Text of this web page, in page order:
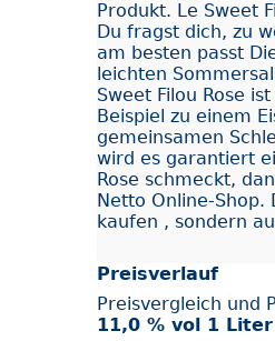
Produkt. Le Sweet
Du fragst dich, zu
am besten passt
leichten
Sweet Filou Rose
Beispiel zu einem
gemeinsamen
wird es garantiert
Rose schmeckt,
Netto Online-Shop.
kaufen , sondern
Preisverlauf
Preisvergleich und
11,0 % vol 1 Liter